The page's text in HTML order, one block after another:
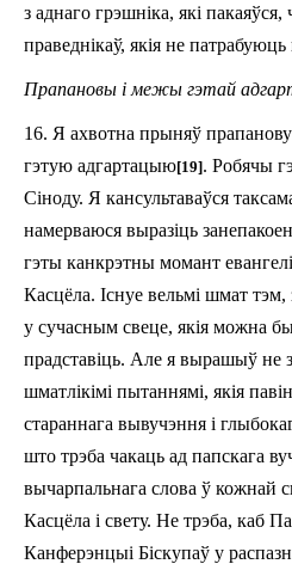
з аднаго грэшніка, які пакаяўся,
праведнікаў, якія не
Прапановы і межы гэтай
16. Я ахвотна прыняў
гэтую адгартацыю[19]. Робячы
Сіноду. Я кансультаваўся
намерваюся выразіць
гэты канкрэтны момант
Касцёла. Існуе вельмі шмат тэм,
у сучасным свеце, якія можна
прадставіць. Але я вырашыў не
шматлікімі пытаннямі, якія
стараннага вывучэння і
што трэба чакаць ад папскага
вычарпальнага слова ў кожнай
Касцёла і свету. Не трэба, каб
Канферэнцыі Біскупаў у